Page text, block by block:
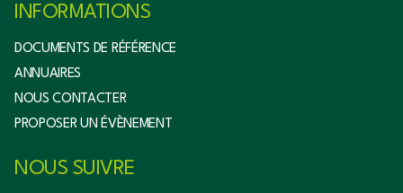
INFORMATIONS
DOCUMENTS DE RÉFÉRENCE
ANNUAIRES
NOUS CONTACTER
PROPOSER UN ÉVÈNEMENT
NOUS SUIVRE